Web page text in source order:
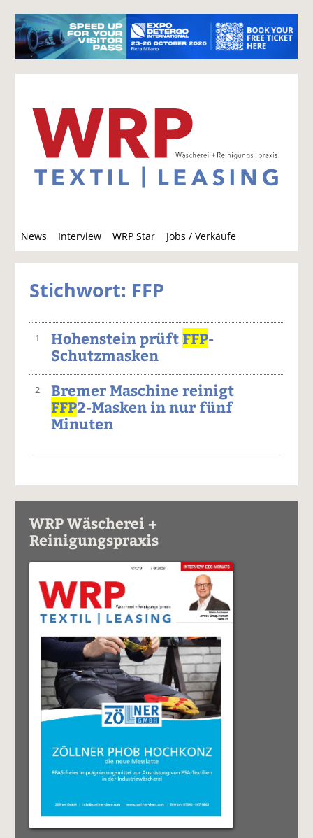
News Interview WRP Star Jobs / Verkäufe
u
c
Stichwort: FFP
1 Hohenstein prüft FFP-
Schutzmasken
2
Bremer Maschine reinigt
FFP2-Masken in nur fünf
Minuten
WRP Wäscherei +
Reinigungspraxis